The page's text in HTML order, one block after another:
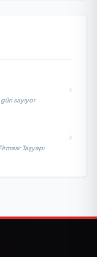
gün sayıyor
Taşyapı